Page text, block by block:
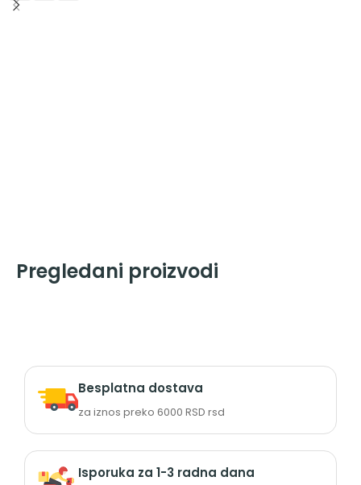
Pregledani proizvodi
Besplatna dostava
za iznos preko 6000 RSD rsd
Isporuka za 1-3 radna dana